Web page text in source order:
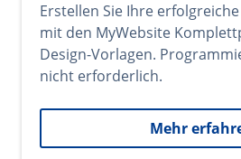
Erstellen Sie Ihre
mit den MyWebsite
Design-Vorlagen.
nicht erforderlich.
Mehr